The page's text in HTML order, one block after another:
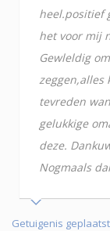
heel.positief
het voor mij
Gewleldig
zeggen,alles
tevreden
gelukkige
deze.
Nogmaals
Getuigenis